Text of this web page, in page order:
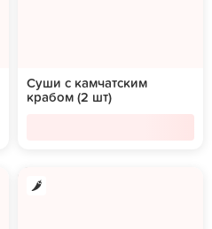
Суши с камчатским
крабом (2 шт)